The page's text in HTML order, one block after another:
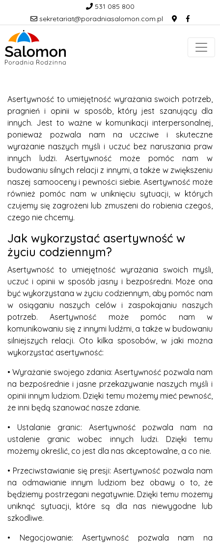
531 085 800
sekretariat@poradniasalomon.com.pl
Asertywność to umiejętność wyrażania swoich potrzeb,
pragnień i opinii w sposób, który jest szanujący dla
innych. Jest to ważne w komunikacji interpersonalnej,
ponieważ pozwala nam na uczciwe i skuteczne
wyrażanie naszych myśli i uczuć bez naruszania praw
innych ludzi. Asertywność może pomóc nam w
budowaniu silnych relacji z innymi, a także w zwiększeniu
naszej samooceny i pewności siebie. Asertywność może
również pomóc nam w uniknięciu sytuacji, w których
czujemy się zagrożeni lub zmuszeni do robienia czegoś,
czego nie chcemy.
Jak wykorzystać asertywność w
życiu codziennym?
Asertywność to umiejętność wyrażania swoich myśli,
uczuć i opinii w sposób jasny i bezpośredni. Może ona
być wykorzystana w życiu codziennym, aby pomóc nam
w osiąganiu naszych celów i zaspokajaniu naszych
potrzeb. Asertywność może pomóc nam w
komunikowaniu się z innymi ludźmi, a także w budowaniu
silniejszych relacji. Oto kilka sposobów, w jaki można
wykorzystać asertywność:
• Wyrażanie swojego zdania: Asertywność pozwala nam
na bezpośrednie i jasne przekazywanie naszych myśli i
opinii innym ludziom. Dzięki temu możemy mieć pewność,
że inni będą szanować nasze zdanie.
• Ustalanie granic: Asertywność pozwala nam na
ustalenie granic wobec innych ludzi. Dzięki temu
możemy określić, co jest dla nas akceptowalne, a co nie.
• Przeciwstawianie się presji: Asertywność pozwala nam
na odmawianie innym ludziom bez obawy o to, że
będziemy postrzegani negatywnie. Dzięki temu możemy
uniknąć sytuacji, które są dla nas niewygodne lub
szkodliwe.
• Negocjowanie: Asertywność pozwala nam na